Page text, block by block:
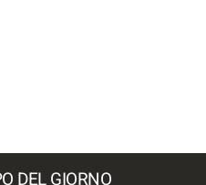
DEL GIORNO